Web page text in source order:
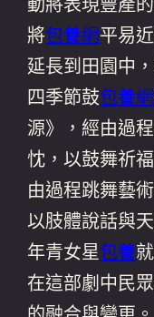
將包養網平易
延長到田園中
四季節鼓包養網
源》，經由過
忱，以鼓舞祈
由過程跳舞藝
以肢體說話與
年青女星包養
在這部劇中民